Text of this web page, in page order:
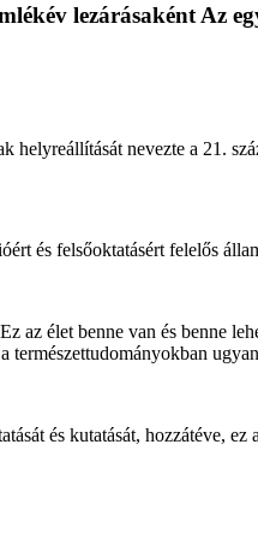
lezárásaként Az
nevezte a 21.
és felsőoktatásért felelős
élet benne van és benne
természettudományokban
és kutatását, hozzátéve,